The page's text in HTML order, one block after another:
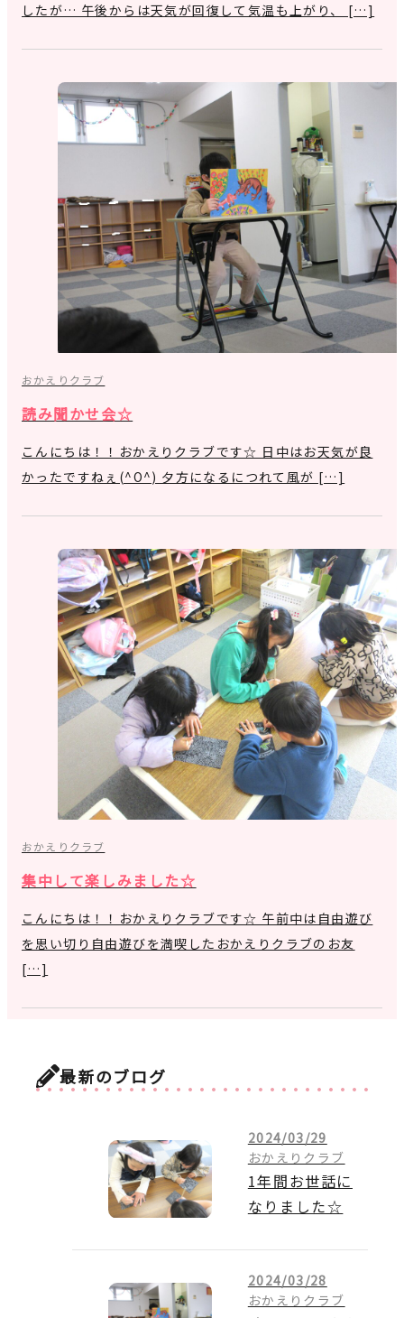
したが… 午後からは天気が回復して気温も上がり、 […]
おかえりクラブ
読み聞かせ会☆
こんにちは！！おかえりクラブです☆ 日中はお天気が良
かったですねぇ(^O^) 夕方になるにつれて風が […]
おかえりクラブ
集中して楽しみました☆
こんにちは！！おかえりクラブです☆ 午前中は自由遊び
を思い切り自由遊びを満喫したおかえりクラブのお友
[…]
最新のブログ
2024/03/29
おかえりクラブ
1年間お世話に
なりました☆
2024/03/28
おかえりクラブ